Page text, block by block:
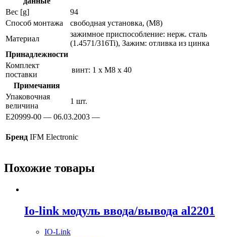
Вес [g]
94
Способ монтажа
свободная установка, (M8)
Материал
зажимное приспособление: нерж. сталь
(1.4571/316Ti), Зажим: отливка из цинка
Принадлежности
Комплект
поставки
винт: 1 x M8 x 40
Примечания
Упаковочная
величина
1 шт.
E20999-00 — 06.03.2003 —
Бренд IFM Electronic
Похожие товары
Io-link модуль ввода/вывода al2201
IO-Link